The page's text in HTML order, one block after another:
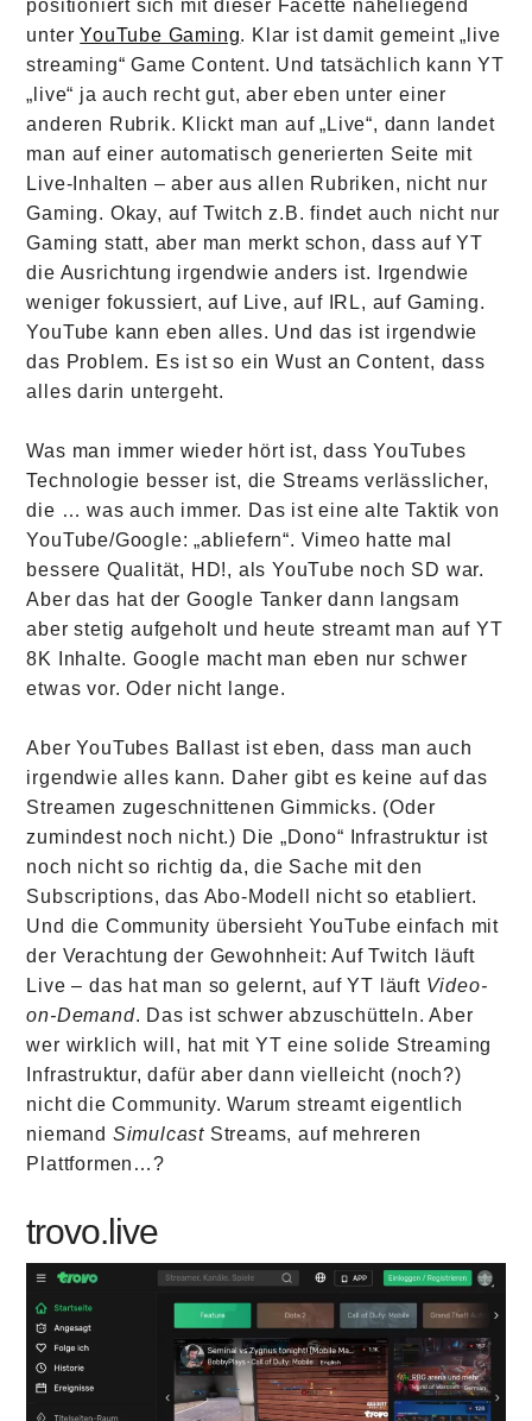
positioniert sich mit dieser Facette naheliegend
unterYouTube Gaming. Klar ist damit gemeint „live
streaming“ Game Content. Und tatsächlich kann YT
„live“ ja auch recht gut, aber eben unter einer
anderen Rubrik. Klickt man auf „Live“, dann landet
man auf einer automatisch generierten Seite mit
Live-Inhalten – aber aus allen Rubriken, nicht nur
Gaming. Okay, auf Twitch z.B. findet auch nicht nur
Gaming statt, aber man merkt schon, dass auf YT
die Ausrichtung irgendwie anders ist. Irgendwie
weniger fokussiert, auf Live, auf IRL, auf Gaming.
YouTube kann eben alles. Und das ist irgendwie
das Problem. Es ist so ein Wust an Content, dass
alles darin untergeht.
Was man immer wieder hört ist, dass YouTubes
Technologie besser ist, die Streams verlässlicher,
die … was auch immer. Das ist eine alte Taktik von
YouTube/Google: „abliefern“. Vimeo hatte mal
bessere Qualität, HD!, als YouTube noch SD war.
Aber das hat der Google Tanker dann langsam
aber stetig aufgeholt und heute streamt man auf YT
8K Inhalte. Google macht man eben nur schwer
etwas vor. Oder nicht lange.
Aber YouTubes Ballast ist eben, dass man auch
irgendwie alles kann. Daher gibt es keine auf das
Streamen zugeschnittenen Gimmicks. (Oder
zumindest noch nicht.) Die „Dono“ Infrastruktur ist
noch nicht so richtig da, die Sache mit den
Subscriptions, das Abo-Modell nicht so etabliert.
Und die Community übersieht YouTube einfach mit
der Verachtung der Gewohnheit: Auf Twitch läuft
Live – das hat man so gelernt, auf YT läuft Video-
on-Demand. Das ist schwer abzuschütteln. Aber
wer wirklich will, hat mit YT eine solide Streaming
Infrastruktur, dafür aber dann vielleicht (noch?)
nicht die Community. Warum streamt eigentlich
niemand Simulcast Streams, auf mehreren
Plattformen…?
trovo.live